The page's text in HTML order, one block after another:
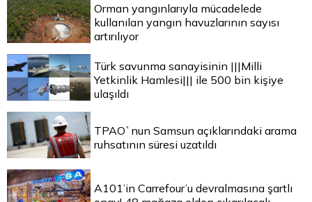
Orman yangınlarıyla mücadelede
kullanılan yangın havuzlarının sayısı
artırılıyor
Türk savunma sanayisinin |||Milli
Yetkinlik Hamlesi||| ile 500 bin kişiye
ulaşıldı
TPAO`nun Samsun açıklarındaki arama
ruhsatının süresi uzatıldı
A101’in Carrefour’u devralmasına şartlı